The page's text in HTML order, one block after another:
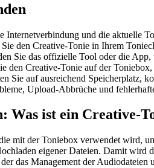
Internetverbindung und die aktuelle
den Creative-Tonie in Ihrem
Sie das offizielle Tool oder die App,
den Creative-Tonie auf der
Sie auf ausreichend Speicherplatz,
Upload-Abbrüche und
Was ist ein Creative-
mit der Toniebox verwendet wird,
eigener Dateien. Damit
das Management der Audiodateien